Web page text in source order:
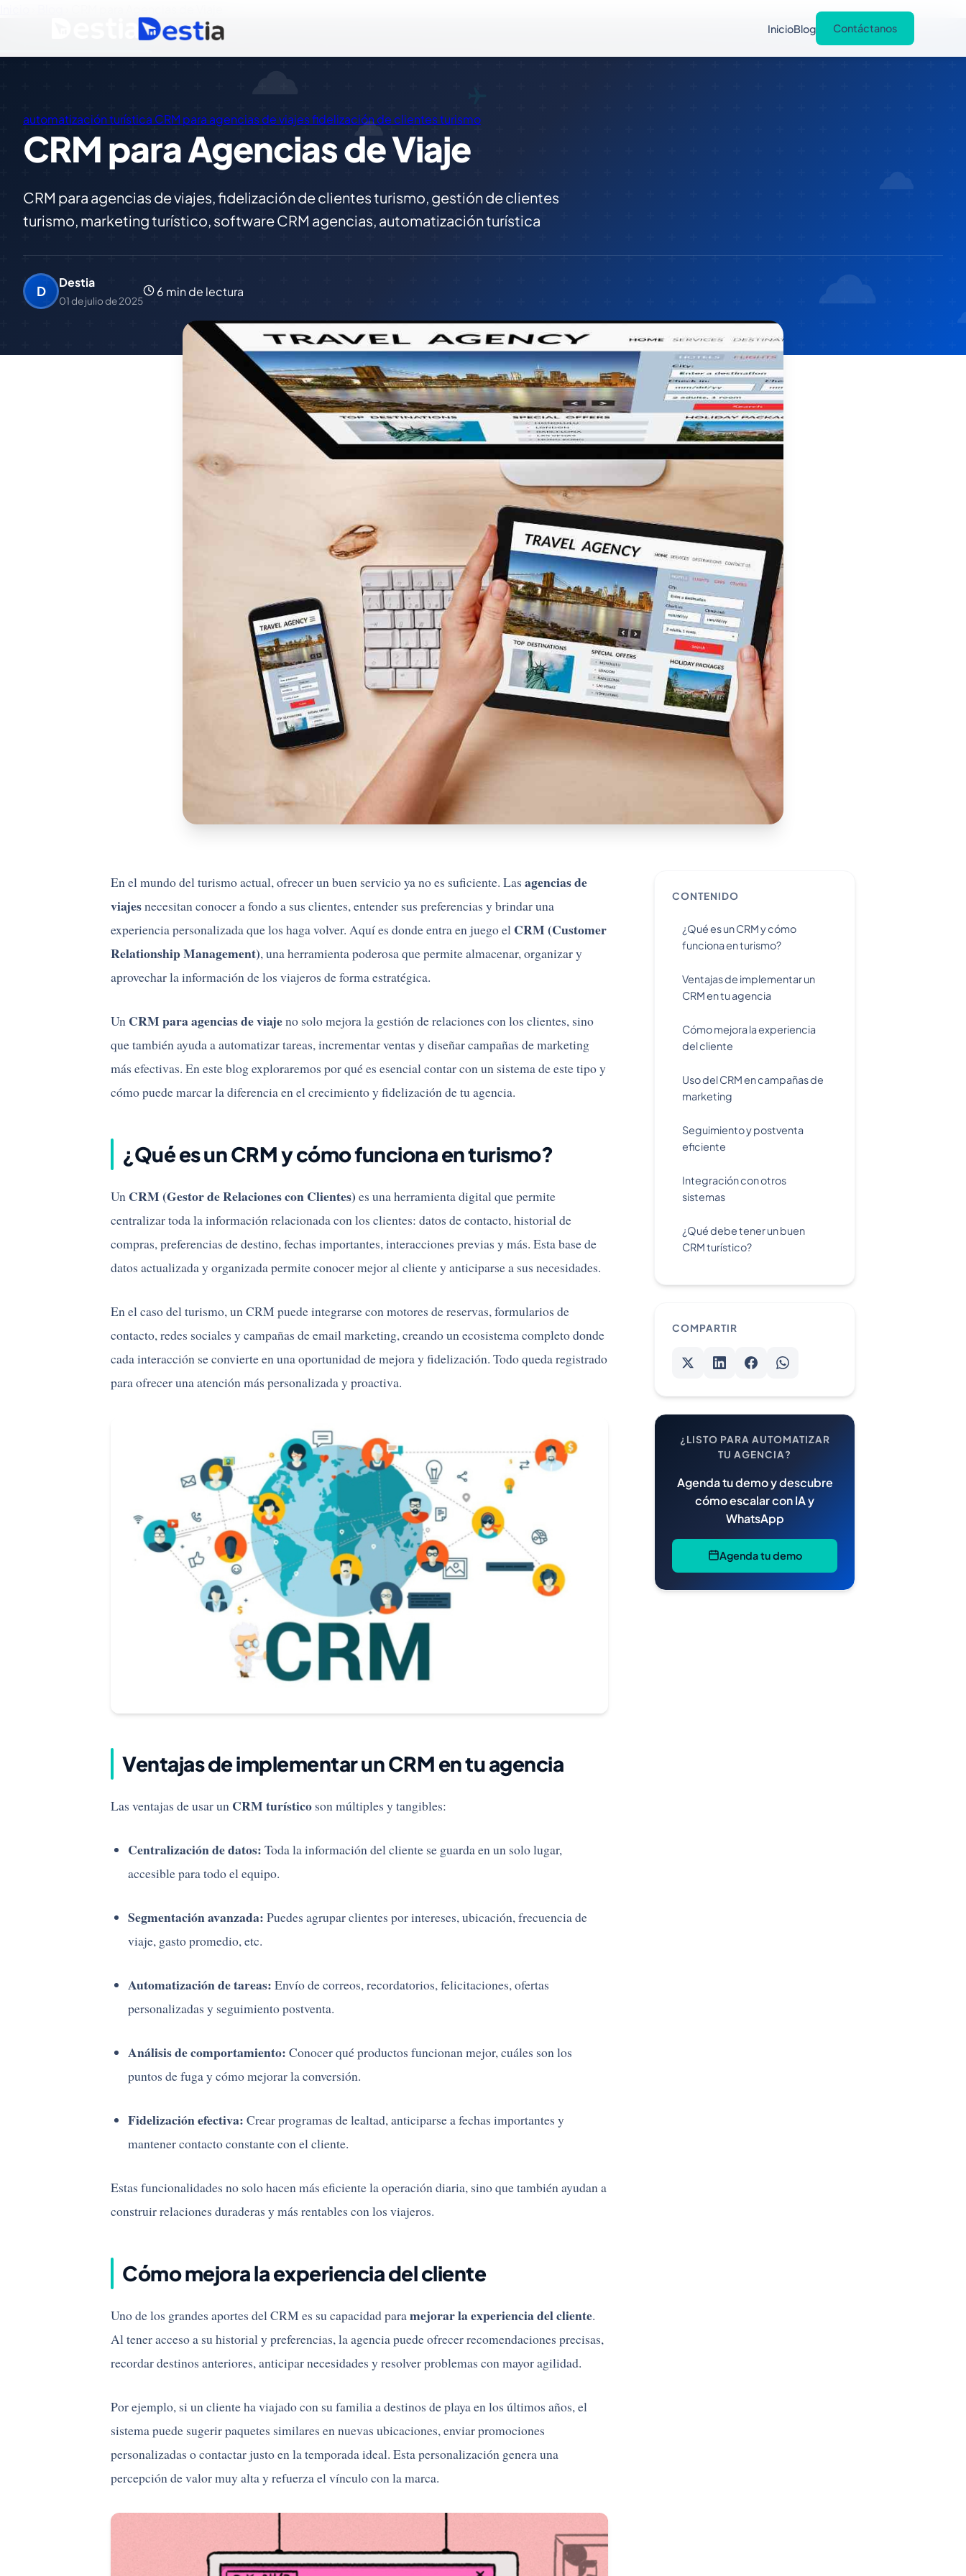
InicioBlog Contáctanos
automatización turística CRM para agencias de viajesfidelización de clientes turismo
CRM para Agencias de Viaje
CRM para agencias de viajes, fidelización de clientes turismo, gestión de clientes
turismo, marketing turístico, software CRM agencias, automatización turística
D
Destia
01 de julio de 2025
6 min de lectura
En el mundo del turismo actual, ofrecer un buen servicio ya no es suficiente. Las agencias de
viajesnecesitan conocer a fondo a sus clientes, entender sus preferencias y brindar una
experiencia personalizada que los haga volver. Aquí es donde entra en juego el CRM (Customer
Relationship Management), una herramienta poderosa que permite almacenar, organizar y
aprovechar la información de los viajeros de forma estratégica.
Un CRM para agencias de viajeno solo mejora la gestión de relaciones con los clientes, sino
que también ayuda a automatizar tareas, incrementar ventas y diseñar campañas de marketing
más efectivas. En este blog exploraremos por qué es esencial contar con un sistema de este tipo y
cómo puede marcar la diferencia en el crecimiento y fidelización de tu agencia.
¿Qué es un CRM y cómo funciona en turismo?
Un CRM (Gestor de Relaciones con Clientes) es una herramienta digital que permite
centralizar toda la información relacionada con los clientes: datos de contacto, historial de
compras, preferencias de destino, fechas importantes, interacciones previas y más. Esta base de
datos actualizada y organizada permite conocer mejor al cliente y anticiparse a sus necesidades.
En el caso del turismo, un CRM puede integrarse con motores de reservas, formularios de
contacto, redes sociales y campañas de email marketing, creando un ecosistema completo donde
cada interacción se convierte en una oportunidad de mejora y fidelización. Todo queda registrado
para ofrecer una atención más personalizada y proactiva.
Ventajas de implementar un CRM en tu agencia
Las ventajas de usar un CRM turístico son múltiples y tangibles:
Centralización de datos: Toda la información del cliente se guarda en un solo lugar,
accesible para todo el equipo.
Segmentación avanzada: Puedes agrupar clientes por intereses, ubicación, frecuencia de
viaje, gasto promedio, etc.
Automatización de tareas: Envío de correos, recordatorios, felicitaciones, ofertas
personalizadas y seguimiento postventa.
Análisis de comportamiento: Conocer qué productos funcionan mejor, cuáles son los
puntos de fuga y cómo mejorar la conversión.
Fidelización efectiva: Crear programas de lealtad, anticiparse a fechas importantes y
mantener contacto constante con el cliente.
Estas funcionalidades no solo hacen más eficiente la operación diaria, sino que también ayudan a
construir relaciones duraderas y más rentables con los viajeros.
Cómo mejora la experiencia del cliente
Uno de los grandes aportes del CRM es su capacidad paramejorar la experiencia del cliente.
Al tener acceso a su historial y preferencias, la agencia puede ofrecer recomendaciones precisas,
recordar destinos anteriores, anticipar necesidades y resolver problemas con mayor agilidad.
Por ejemplo, si un cliente ha viajado con su familia a destinos de playa en los últimos años, el
sistema puede sugerir paquetes similares en nuevas ubicaciones, enviar promociones
personalizadas o contactar justo en la temporada ideal. Esta personalización genera una
percepción de valor muy alta y refuerza el vínculo con la marca.
CONTENIDO
¿Qué es un CRM y cómo
funciona en turismo?
Ventajas de implementar un
CRM en tu agencia
Cómo mejora la experiencia
del cliente
Uso del CRM en campañas de
marketing
Seguimiento y postventa
eficiente
Integración con otros
sistemas
¿Qué debe tener un buen
CRM turístico?
COMPARTIR
¿LISTO PARA AUTOMATIZAR
TU AGENCIA?
Agenda tu demo y descubre
cómo escalar con IA y
WhatsApp
Agenda tu demo